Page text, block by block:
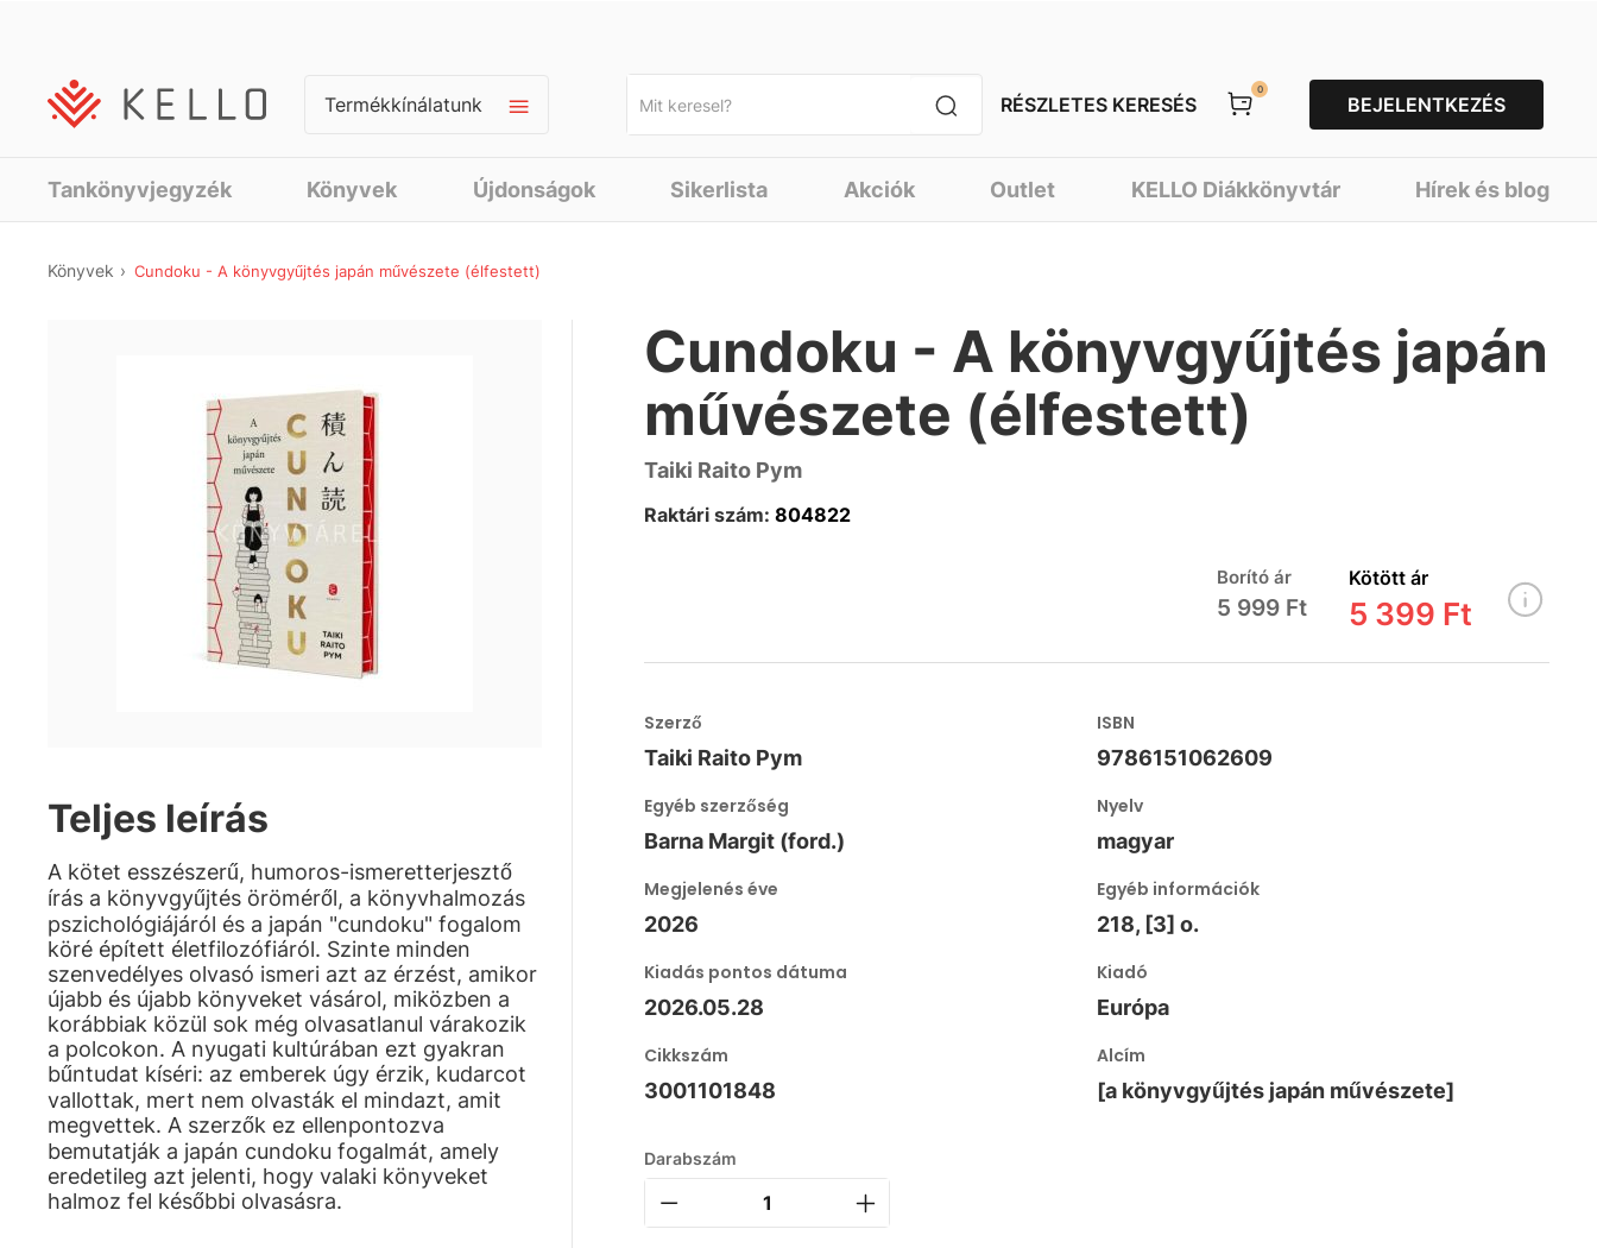
Termékkínálatunk RÉSZLETES KERESÉS
0
BEJELENTKEZÉS
Tankönyvjegyzék Könyvek Újdonságok Sikerlista Akciók Outlet KELLO Diákkönyvtár Hírek és blog
Könyvek Cundoku - A könyvgyűjtés japán művészete (élfestett)
Teljes leírás
A kötet esszészerű, humoros-ismeretterjesztő
írás a könyvgyűjtés öröméről, a könyvhalmozás
pszichológiájáról és a japán "cundoku" fogalom
köré épített életfilozófiáról. Szinte minden
szenvedélyes olvasó ismeri azt az érzést, amikor
újabb és újabb könyveket vásárol, miközben a
korábbiak közül sok még olvasatlanul várakozik
a polcokon. A nyugati kultúrában ezt gyakran
bűntudat kíséri: az emberek úgy érzik, kudarcot
vallottak, mert nem olvasták el mindazt, amit
megvettek. A szerzők ez ellenpontozva
bemutatják a japán cundoku fogalmát, amely
eredetileg azt jelenti, hogy valaki könyveket
halmoz fel későbbi olvasásra.
Cundoku - A könyvgyűjtés japán
művészete (élfestett)
Taiki Raito Pym
Raktári szám: 804822
Borító ár
5 999 Ft
Kötött ár
5 399 Ft
Szerző
Taiki Raito Pym
ISBN
9786151062609
Egyéb szerzőség
Barna Margit (ford.)
Nyelv
magyar
Megjelenés éve
2026
Egyéb információk
218, [3] o.
Kiadás pontos dátuma
2026.05.28
Kiadó
Európa
Cikkszám
3001101848
Alcím
[a könyvgyűjtés japán művészete]
Darabszám